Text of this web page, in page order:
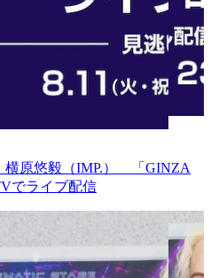
横原悠毅（IMP.） 「GINZA
でライブ配信